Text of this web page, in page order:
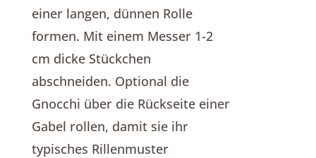
einer langen, dünnen Rolle
formen. Mit einem Messer 1-2
cm dicke Stückchen
abschneiden. Optional die
Gnocchi über die Rückseite einer
Gabel rollen, damit sie ihr
typisches Rillenmuster